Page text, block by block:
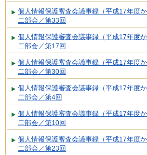
個人情報保護審査会議事録（平成17年度
二部会／第33回
個人情報保護審査会議事録（平成17年度
二部会／第17回
個人情報保護審査会議事録（平成17年度
二部会／第30回
個人情報保護審査会議事録（平成17年度
二部会／第4回
個人情報保護審査会議事録（平成17年度
二部会／第10回
個人情報保護審査会議事録（平成17年度
二部会／第23回